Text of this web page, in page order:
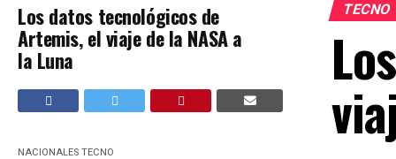
Los datos tecnológicos de
Artemis, el viaje de la NASA a
la Luna
NACIONALES TECNO
TECNO